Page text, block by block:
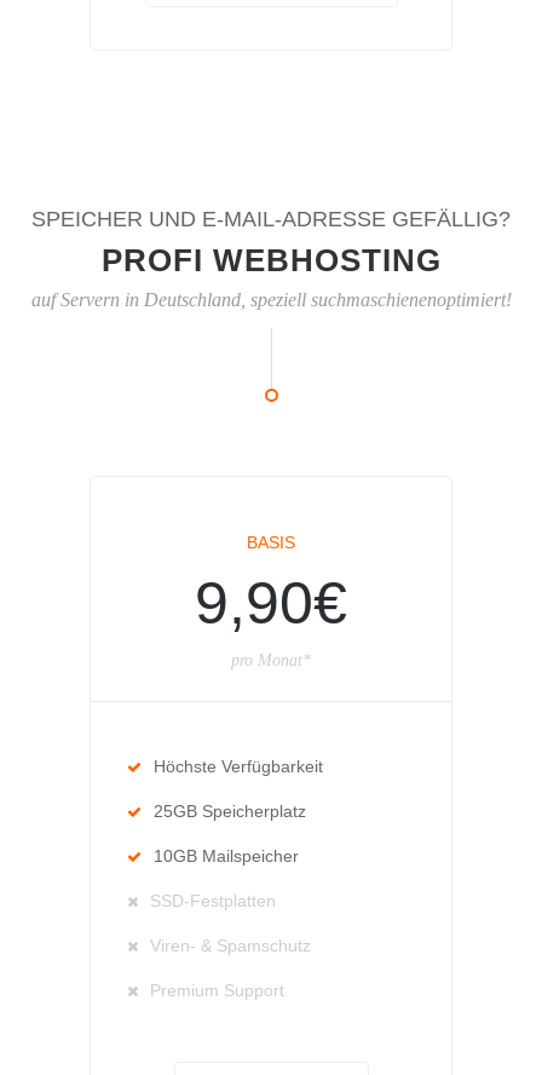
SPEICHER UND E-MAIL-ADRESSE GEFÄLLIG?
PROFI WEBHOSTING
auf Servern in Deutschland, speziell suchmaschienenoptimiert!
BASIS
9,90€
pro Monat*
Höchste Verfügbarkeit
25GB Speicherplatz
10GB Mailspeicher
SSD-Festplatten
Viren- & Spamschutz
Premium Support